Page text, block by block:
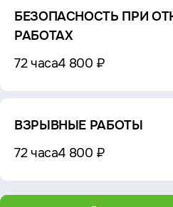
БЕЗОПАСНОСТЬ ПРИ
РАБОТАХ
72 часа4 800 ₽
ВЗРЫВНЫЕ РАБОТЫ
72 часа4 800 ₽